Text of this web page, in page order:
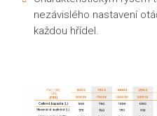
nezávislého nastavení
každou hřídel.